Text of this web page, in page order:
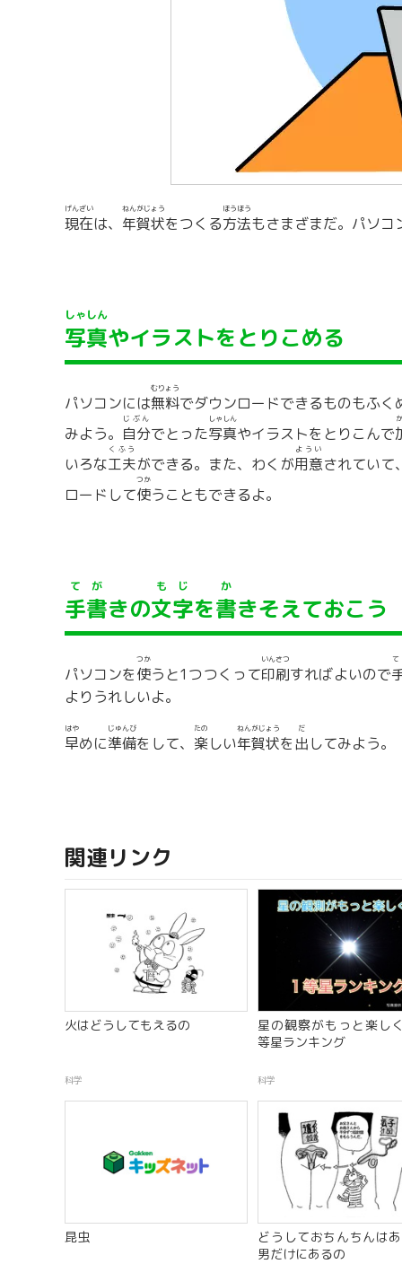
現在
げんざい
は、 年賀状
ねんがじょう
をつくる方法
ほうほう
もさまざまだ。パソコ
写真
しゃしん
やイラストをとりこめる
パソコンには無料
むりょう
でダウンロードできるものもふ
みよう。 自分
じぶん
でとった写真
しゃしん
やイラストをとりこんで
いろな工夫
くふう
ができる。また、わくが用意
ようい
されていて
ロードして使
つか
うこともできるよ。
手書
てが
きの文字
もじ
を書
か
きそえておこう
パソコンを使
つか
うと1つつくって印刷
いんさつ
すればよいので
よりうれしいよ。
早
はや
めに準備
じゅんび
をして、 楽
たの
しい年賀状
ねんがじょう
を出
だ
してみよう。
関連リンク
火はどうしてもえるの
科学
星の観察がもっと楽
等星ランキング
科学
昆虫
どうしておちんちんは
男だけにあるの